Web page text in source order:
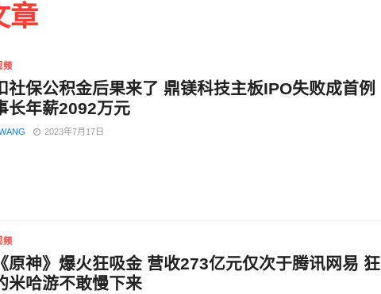
章
频
社保公积金后果来了 鼎镁科技主板IPO失败成首例
长年薪2092万元
2023年7月17日
频
原神》爆火狂吸金 营收273亿元仅次于腾讯网易 狂
米哈游不敢慢下来